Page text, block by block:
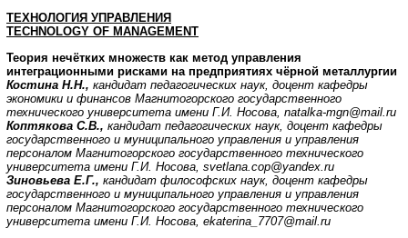
ТЕХНОЛОГИЯ УПРАВЛЕНИЯ
TECHNOLOGY OF MANAGEMENT
Теория нечётких множеств как метод управления
интеграционными рисками на предприятиях чёрной металлургии
Костина Н.Н., кандидат педагогических наук, доцент кафедры
экономики и финансов Магнитогорского государственного
технического университета имени Г.И. Носова, natalka-mgn@mail.ru
Коптякова С.В., кандидат педагогических наук, доцент кафедры
государственного и муниципального управления и управления
персоналом Магнитогорского государственного технического
университета имени Г.И. Носова, svetlana.cop@yandex.ru
Зиновьева Е.Г., кандидат философских наук, доцент кафедры
государственного и муниципального управления и управления
персоналом Магнитогорского государственного технического
университета имени Г.И. Носова, ekaterina_7707@mail.ru